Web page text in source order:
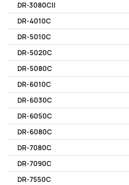
DR-3080CII
DR-4010C
DR-5010C
DR-5020C
DR-5080C
DR-6010C
DR-6030C
DR-6050C
DR-6080C
DR-7080C
DR-7090C
DR-7550C